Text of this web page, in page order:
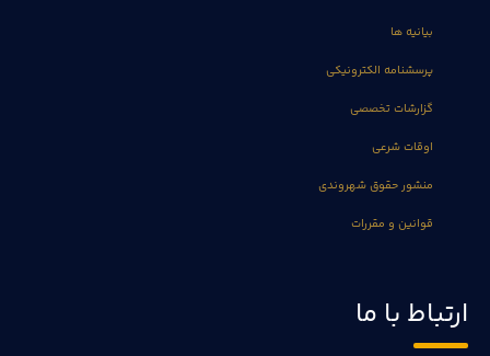
بیانیه ها
پرسشنامه الکترونیکی
گزارشات تخصصی
اوقات شرعی
منشور حقوق شهروندی
قوانین و مقررات
ارتباط با ما